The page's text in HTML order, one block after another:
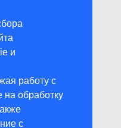
и
работу с
на обработку
с